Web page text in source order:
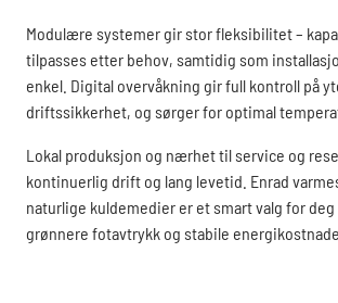
Modulære systemer gir stor fleksibilitet –
tilpasses etter behov, samtidig som
enkel. Digital overvåkning gir full kontroll på
driftssikkerhet, og sørger for optimal
Lokal produksjon og nærhet til service og
kontinuerlig drift og lang levetid. Enrad
naturlige kuldemedier er et smart valg for
grønnere fotavtrykk og stabile